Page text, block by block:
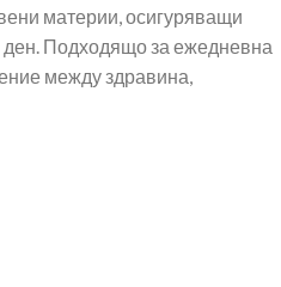
материи, осигуряващи
Подходящо за ежедневна
между здравина,